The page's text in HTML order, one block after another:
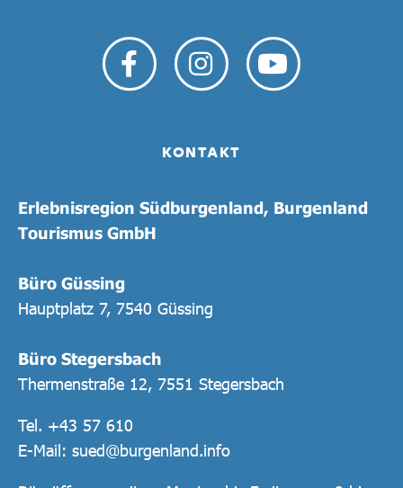
KONTAKT
Erlebnisregion Südburgenland, Burgenland
Tourismus GmbH
Büro Güssing
Hauptplatz 7, 7540 Güssing
Büro Stegersbach
Thermenstraße 12, 7551 Stegersbach
Tel. +43 57 610
E-Mail: sued@burgenland.info